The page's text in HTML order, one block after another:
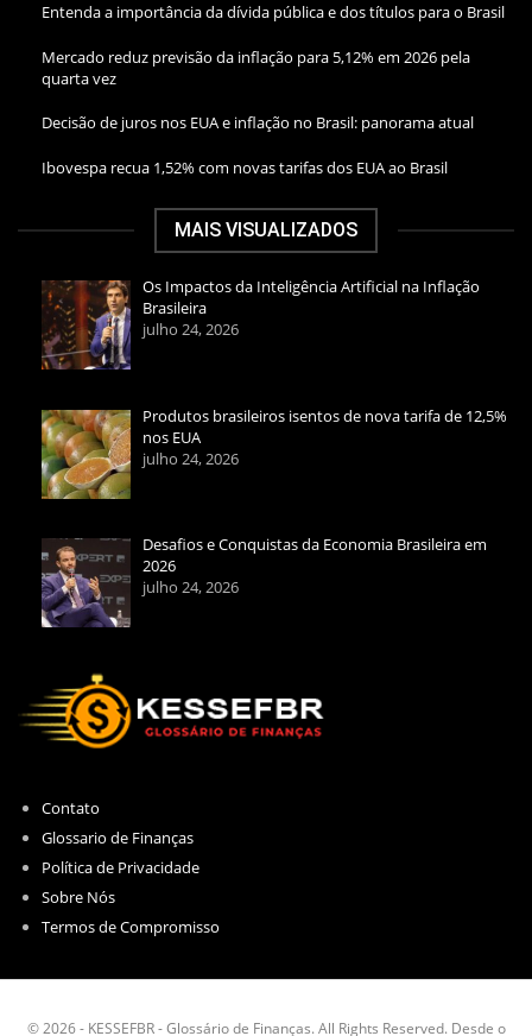
Entenda a importância da dívida pública e dos títulos para o Brasil
Mercado reduz previsão da inflação para 5,12% em 2026 pela
quarta vez
Decisão de juros nos EUA e inflação no Brasil: panorama atual
Ibovespa recua 1,52% com novas tarifas dos EUA ao Brasil
MAIS VISUALIZADOS
Os Impactos da Inteligência Artificial na Inflação
Brasileira
julho 24, 2026
Produtos brasileiros isentos de nova tarifa de 12,5%
nos EUA
julho 24, 2026
Desafios e Conquistas da Economia Brasileira em
2026
julho 24, 2026
Contato
Glossario de Finanças
Política de Privacidade
Sobre Nós
Termos de Compromisso
© 2026 - KESSEFBR - Glossário de Finanças. All Rights Reserved. Desde o